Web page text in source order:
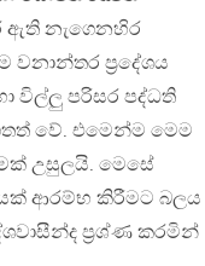
ඇති නැගෙනහිර
වනාන්තර ප්‍රදේශය
විල්ලු පරිසර පද්ධති
වේ. එමෙන්ම මෙම
උසුලයි. මෙසේ
ආරම්භ කිරීමට බලය
ප්‍රශ්ණ කරමින්